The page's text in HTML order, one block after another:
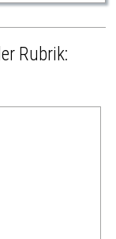
Rubrik: